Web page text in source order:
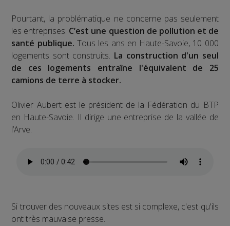
Pourtant, la problématique ne concerne pas seulement
les entreprises. C’est une question de pollution et de
santé publique. Tous les ans en Haute-Savoie, 10 000
logements sont construits. La construction d'un seul
de ces logements entraîne l'équivalent de 25
camions de terre à stocker.
Olivier Aubert est le président de la Fédération du BTP
en Haute-Savoie. Il dirige une entreprise de la vallée de
l’Arve.
Si trouver des nouveaux sites est si complexe, c'est qu'ils
ont très mauvaise presse.